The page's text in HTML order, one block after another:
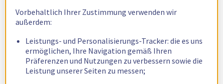
Vorbehaltlich Ihrer Zustimmung verwenden wir
außerdem:
Leistungs- und Personalisierungs-Tracker: die es uns
ermöglichen, Ihre Navigation gemäß Ihren
Präferenzen und Nutzungen zu verbessern sowie die
Leistung unserer Seiten zu messen;